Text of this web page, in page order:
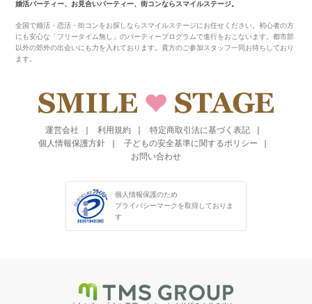
婚活パーティー、お見合いパーティー、街コンならスマイルステージ。
全国で婚活・恋活・街コンをお探しならスマイルステージにお任せください。初心者の方
にも安心な「フリータイム無し」のパーティープログラムで進行をおこないます。都市部
以外の郊外の出会いにも力を入れております。貴方のご参加スタッフ一同お待ちしており
ます。
運営会社 利用規約
特定商取引法に基づく表記
個人情報保護方針
子どもの安全基準に関するポリシー
お問い合わせ
個人情報保護のため
プライバシーマークを取得しておりま
す